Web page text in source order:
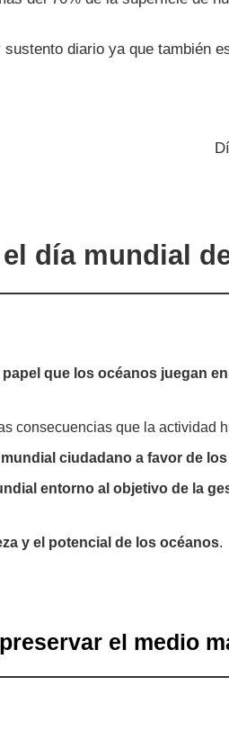
diario ya que también
día mundial
que los océanos juegan
consecuencias que la actividad
ciudadano a favor de
entorno al objetivo de la
y el potencial de los océanos.
el medio